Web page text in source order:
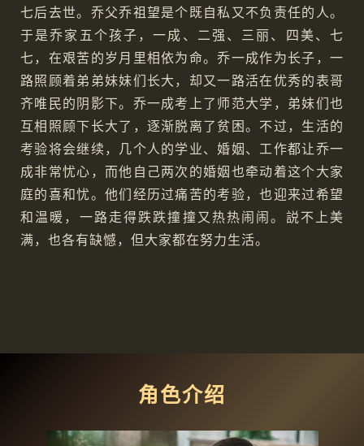
七后去世。乔父乔祖望是个既自私又不负责任的人。
于是乔家五个孩子，一成、二强、三丽、四美、七
七，在艰苦的岁月里相依为命。乔一成作为长子，一
路照顾着弟弟妹妹们长大，却又一路活在优秀的表哥
齐唯民的阴影下。乔一成考上了师范大学，弟妹们也
互相照顾下长大了，逐渐脱离了贫困。不过，生活的
考验将会继续，几个人的学业、婚姻、工作都让乔一
成非常忧心，而他自己两次的婚姻也牵动着这个大家
庭的喜和忧。他们经历过痛苦的考验，也迎来过希望
和温暖，一路走得跌跌撞撞又热热闹闹。説不上美
满，也各有缺憾，但大家都在努力生活。
角色介绍